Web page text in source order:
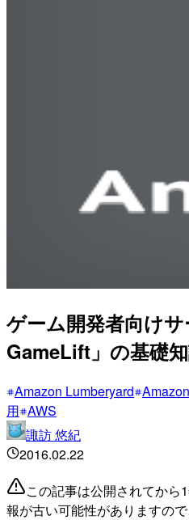
ゲーム開発者向け
GameLift」の基礎
Amazon Lumberyard
用 AWS
諏訪 悠紀
2016.02.22
この記事は公開されてから
報が古い可能性がありますので